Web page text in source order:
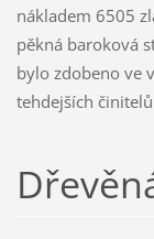
nákladem 6505
pěkná baroková
bylo zdobeno ve
tehdejších